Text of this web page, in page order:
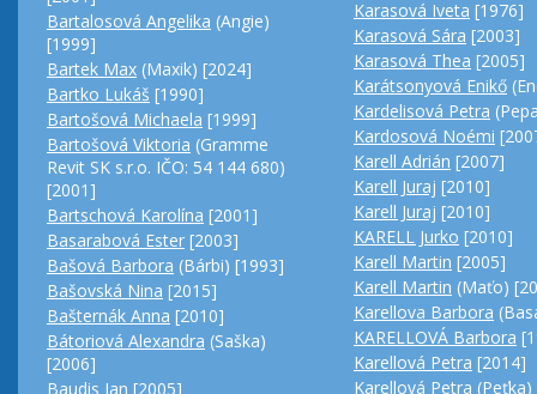
Bartalosová Angelika (Angie)
[1999]
Bartek Max (Maxik) [2024]
Bartko Lukáš [1990]
Bartošová Michaela [1999]
Bartošová Viktoria (Gramme
Revit SK s.r.o. IČO: 54 144 680)
[2001]
Bartschová Karolína [2001]
Basarabová Ester [2003]
Bašová Barbora (Bárbi) [1993]
Bašovská Nina [2015]
Bašternák Anna [2010]
Bátoriová Alexandra (Saška)
[2006]
Baudis Jan [2005]
Karasová Iveta [1976]
Karasová Sára [2003]
Karasová Thea [2005]
Karátsonyová Enikő
Kardelisová Petra
Kardosová Noémi
Karell Adrián [2007]
Karell Juraj [2010]
Karell Juraj [2010]
KARELL Jurko [2010]
Karell Martin [2005]
Karell Martin (Maťo)
Karellova Barbora
KARELLOVÁ Barbora
Karellová Petra [2014]
Karellová Petra